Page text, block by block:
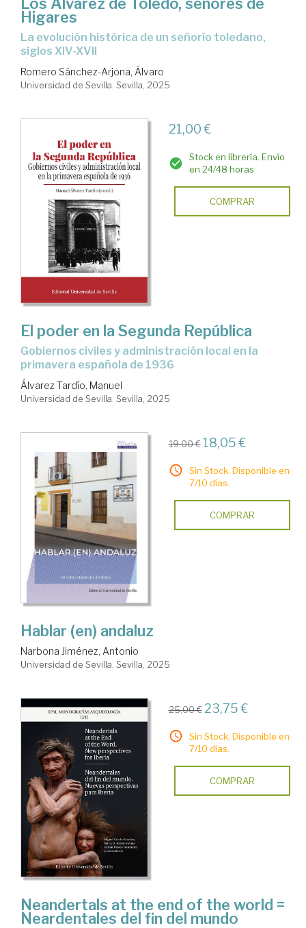
Higares
La evolución histórica de un señorío toledano,
siglos XIV-XVII
Romero Sánchez-Arjona, Álvaro
Universidad de Sevilla. Sevilla, 2025
21,00 €
Stock en librería. Envío
en 24/48 horas
COMPRAR
El poder en la Segunda República
Gobiernos civiles y administración local en la
primavera española de 1936
Álvarez Tardío, Manuel
Universidad de Sevilla. Sevilla, 2025
19,00 € 18,05 €
Sin Stock. Disponible en
7/10 días.
COMPRAR
Hablar (en) andaluz
Narbona Jiménez, Antonio
Universidad de Sevilla. Sevilla, 2025
25,00 € 23,75 €
Sin Stock. Disponible en
7/10 días.
COMPRAR
Neandertals at the end of the world =
Neardentales del fin del mundo